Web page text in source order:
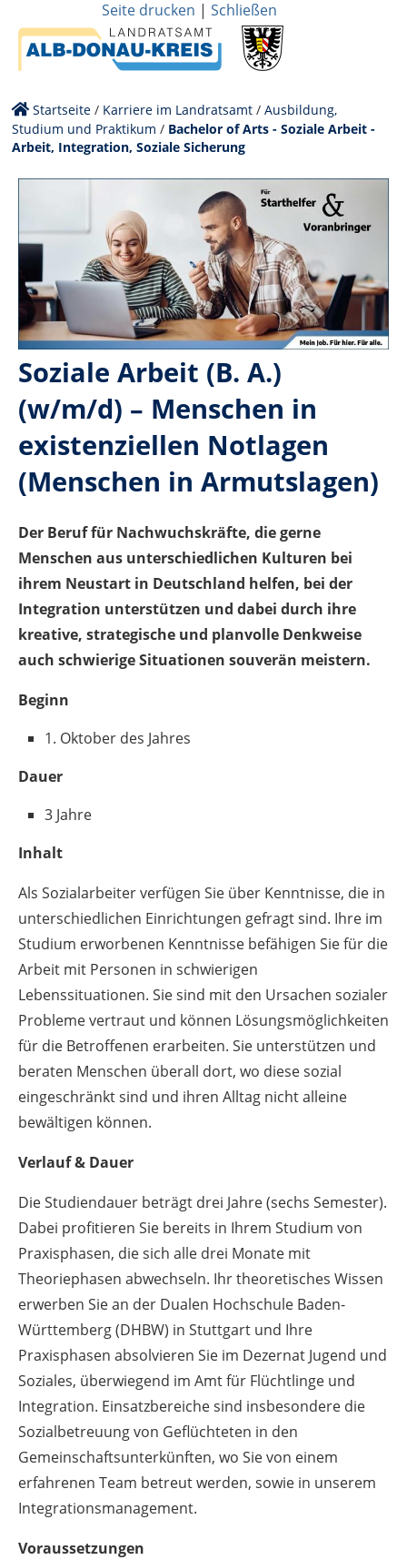
Seite drucken | Schließen
Startseite / Karriere im Landratsamt /Ausbildung,
Studium und Praktikum / Bachelor of Arts - Soziale Arbeit -
Arbeit, Integration, Soziale Sicherung
Soziale Arbeit (B. A.)
(w/m/d) – Menschen in
existenziellen Notlagen
(Menschen in Armutslagen)
Der Beruf für Nachwuchskräfte, die gerne
Menschen aus unterschiedlichen Kulturen bei
ihrem Neustart in Deutschland helfen, bei der
Integration unterstützen und dabei durch ihre
kreative, strategische und planvolle Denkweise
auch schwierige Situationen souverän meistern.
Beginn
1. Oktober des Jahres
Dauer
3 Jahre
Inhalt
Als Sozialarbeiter verfügen Sie über Kenntnisse, die in
unterschiedlichen Einrichtungen gefragt sind. Ihre im
Studium erworbenen Kenntnisse befähigen Sie für die
Arbeit mit Personen in schwierigen
Lebenssituationen. Sie sind mit den Ursachen sozialer
Probleme vertraut und können Lösungsmöglichkeiten
für die Betroffenen erarbeiten. Sie unterstützen und
beraten Menschen überall dort, wo diese sozial
eingeschränkt sind und ihren Alltag nicht alleine
bewältigen können.
Verlauf & Dauer
Die Studiendauer beträgt drei Jahre (sechs Semester).
Dabei profitieren Sie bereits in Ihrem Studium von
Praxisphasen, die sich alle drei Monate mit
Theoriephasen abwechseln. Ihr theoretisches Wissen
erwerben Sie an der Dualen Hochschule Baden-
Württemberg (DHBW) in Stuttgart und Ihre
Praxisphasen absolvieren Sie im Dezernat Jugend und
Soziales, überwiegend im Amt für Flüchtlinge und
Integration. Einsatzbereiche sind insbesondere die
Sozialbetreuung von Geflüchteten in den
Gemeinschaftsunterkünften, wo Sie von einem
erfahrenen Team betreut werden, sowie in unserem
Integrationsmanagement.
Voraussetzungen